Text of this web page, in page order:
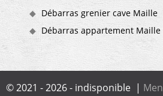
Débarras grenier cave Maille
Débarras appartement Maille
© 2021 - 2026 - indisponible |